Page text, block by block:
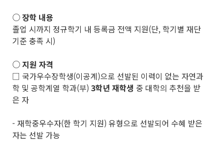
○ 장학 내용
졸업 시까지 정규학기 내 등록금 전액 지원(단, 학기별 재단
기준 충족 시)
○ 지원 자격
□ 국가우수장학생(이공계)으로 선발된 이력이 없는 자연과
학 및 공학계열 학과(부) 3학년 재학생 중 대학의 추천을 받
은 자
- 재학중우수자(한 학기 지원) 유형으로 선발되어 수혜 받은
자는 선발 가능